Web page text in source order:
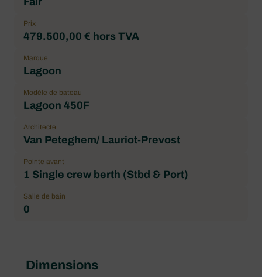
Prix
479.500,00 € hors TVA
Marque
Lagoon
Modèle de bateau
Lagoon 450F
Architecte
Van Peteghem/ Lauriot-Prevost
Pointe avant
1 Single crew berth (Stbd & Port)
Salle de bain
0
Dimensions